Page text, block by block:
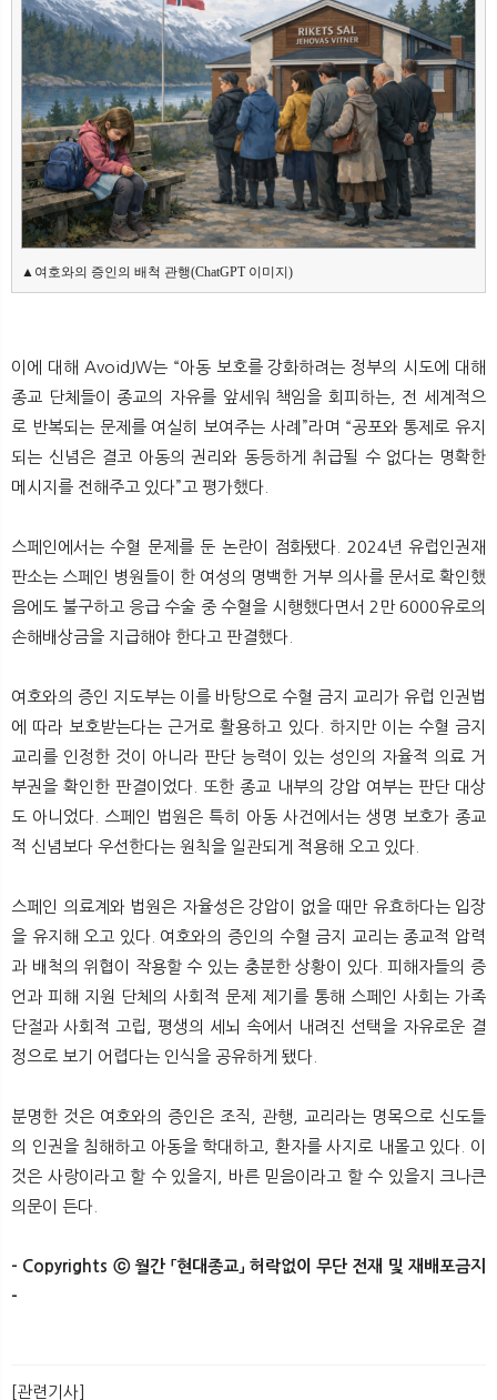
▲여호와의 증인의 배척 관행(ChatGPT 이미지)
이에 대해 AvoidJW는 “아동 보호를 강화하려는 정부의 시도에 대해
종교 단체들이 종교의 자유를 앞세워 책임을 회피하는, 전 세계적으
로 반복되는 문제를 여실히 보여주는 사례”라며 “공포와 통제로 유지
되는 신념은 결코 아동의 권리와 동등하게 취급될 수 없다는 명확한
메시지를 전해주고 있다”고 평가했다.
스페인에서는 수혈 문제를 둔 논란이 점화됐다. 2024년 유럽인권재
판소는 스페인 병원들이 한 여성의 명백한 거부 의사를 문서로 확인했
음에도 불구하고 응급 수술 중 수혈을 시행했다면서 2만 6000유로의
손해배상금을 지급해야 한다고 판결했다.
여호와의 증인 지도부는 이를 바탕으로 수혈 금지 교리가 유럽 인권법
에 따라 보호받는다는 근거로 활용하고 있다. 하지만 이는 수혈 금지
교리를 인정한 것이 아니라 판단 능력이 있는 성인의 자율적 의료 거
부권을 확인한 판결이었다. 또한 종교 내부의 강압 여부는 판단 대상
도 아니었다. 스페인 법원은 특히 아동 사건에서는 생명 보호가 종교
적 신념보다 우선한다는 원칙을 일관되게 적용해 오고 있다.
스페인 의료계와 법원은 자율성은 강압이 없을 때만 유효하다는 입장
을 유지해 오고 있다. 여호와의 증인의 수혈 금지 교리는 종교적 압력
과 배척의 위협이 작용할 수 있는 충분한 상황이 있다. 피해자들의 증
언과 피해 지원 단체의 사회적 문제 제기를 통해 스페인 사회는 가족
단절과 사회적 고립, 평생의 세뇌 속에서 내려진 선택을 자유로운 결
정으로 보기 어렵다는 인식을 공유하게 됐다.
분명한 것은 여호와의 증인은 조직, 관행, 교리라는 명목으로 신도들
의 인권을 침해하고 아동을 학대하고, 환자를 사지로 내몰고 있다. 이
것은 사랑이라고 할 수 있을지, 바른 믿음이라고 할 수 있을지 크나큰
의문이 든다.
- Copyrights ⓒ 월간 「현대종교」 허락없이 무단 전재 및 재배포금지
-
[관련기사]